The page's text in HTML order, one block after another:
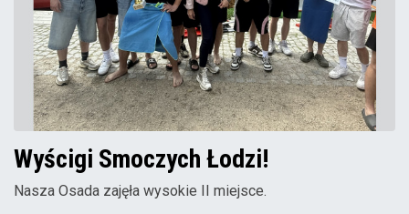
Wyścigi Smoczych Łodzi!
Nasza Osada zajęła wysokie II miejsce.